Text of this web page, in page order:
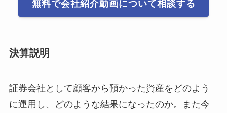
無料で会社紹介動画について相談する
決算説明
証券会社として顧客から預かった資産をどのよう
に運用し、どのような結果になったのか。また今